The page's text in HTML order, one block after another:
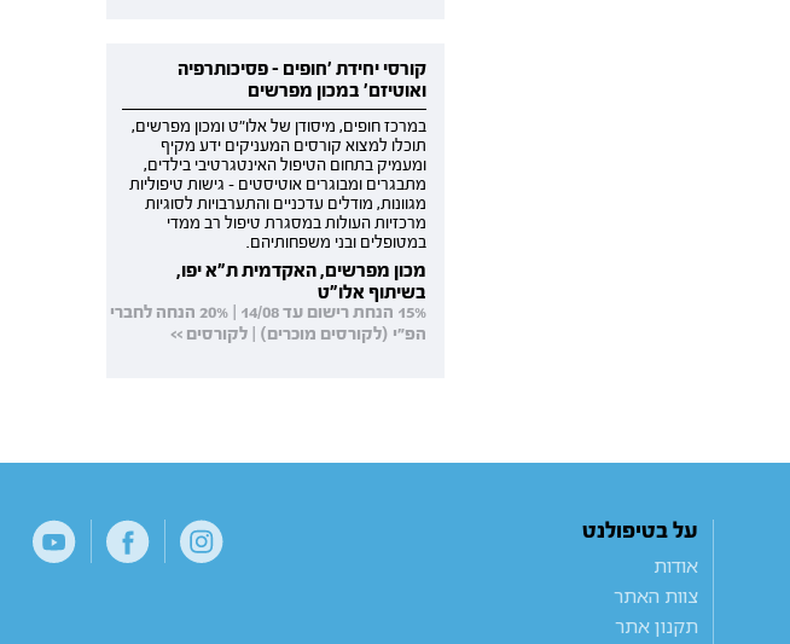
קורסי יחידת 'חופים - פסיכותרפיה
ואוטיזם' במכון מפרשים
במרכז חופים, מיסודן של אלו"ט ומכון מפרשים,
תוכלו למצוא קורסים המעניקים ידע מקיף
ומעמיק בתחום הטיפול האינטגרטיבי בילדים,
מתבגרים ומבוגרים אוטיסטים - גישות טיפוליות
מגוונות, מודלים עדכניים והתערבויות לסוגיות
מרכזיות העולות במסגרת טיפול רב ממדי
במטופלים ובני משפחותיהם.
מכון מפרשים, האקדמית ת"א יפו,
בשיתוף אלו"ט
15% הנחת רישום עד 14/08 | 20% הנחה לחברי
הפ"י (לקורסים מוכרים) | לקורסים >>
על בטיפולנט
אודות
צוות האתר
תקנון אתר